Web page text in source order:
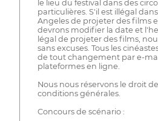
le lieu du festival dans des
particulières. S'il est illégal
Angeles de projeter des films
devrons modifier la date et
légal de projeter des films,
sans excuses. Tous les
de tout changement par e-
plateformes en ligne.
Nous nous réservons le droit
conditions générales.
Concours de scénario :